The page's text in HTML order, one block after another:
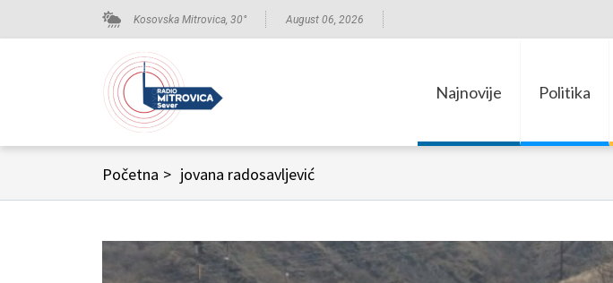
Kosovska Mitrovica, 30° August 06, 2026
Najnovije Politika
Početna > jovana radosavljević